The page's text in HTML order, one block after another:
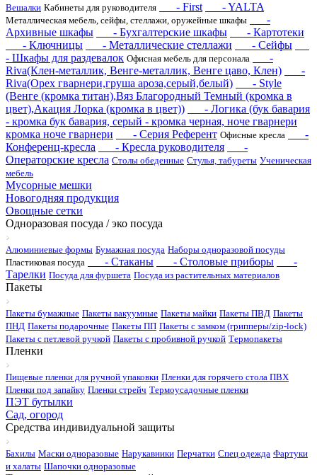
Вешалки Кабинеты для руководителя - First - YALTA
Металлическая мебель, сейфы, стеллажи, оружейные шкафы
-
Архивные шкафы
- Бухгалтерские шкафы
- Картотеки
- Ключницы
- Металлические стеллажи
- Сейфы
- Шкафы для раздевалок Офисная мебель для персонала
-
Riva(Клен-металлик, Венге-металлик, Венге цаво, Клен)
-
Riva(Орех гварнери,груша ароза,серый,белый)
- Style
(Венге (кромка титан),Вяз Благородный Темный (кромка в
цвет),Акация Лорка (кромка в цвет))
- Логика (бук бавария
- кромка бук бавария, серый - кромка черная, ноче гварнери
кромка ноче гварнери
- Серия Референт Офисные кресла
-
Конференц-кресла
- Кресла руководителя
-
Операторские кресла Столы обеденные Стулья, табуреты Ученическая
мебель
Мусорные мешки
Новогодняя продукция
Овощные сетки
Одноразовая посуда / эко посуда
Алюминиевые формы Бумажная посуда Наборы одноразовой посуды
Пластиковая посуда
- Стаканы - Столовые приборы
-
Тарелки Посуда для фуршета Посуда из растительных материалов
Пакеты
Пакеты бумажные Пакеты вакуумные Пакеты майки Пакеты ПВД Пакеты
ПНД Пакеты подарочные Пакеты ПП Пакеты с замком (грипперы/zip-lock)
Пакеты с петлевой ручкой Пакеты с пробивной ручкой Термопакеты
Пленки
Пищевые пленки для ручной упаковки Пленки для горячего стола ПВХ
Пленки под запайку Пленки стрейч Термоусадочные пленки
ПЭТ бутылки
Сад, огород
Средства индивидуальной защиты
Бахилы Маски одноразовые Нарукавники Перчатки Спец одежда Фартуки
и халаты Шапочки одноразовые